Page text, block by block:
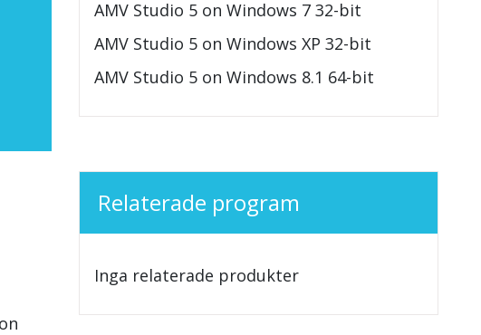
AMV Studio 5 on Windows 7 32-bit
AMV Studio 5 on Windows XP 32-bit
AMV Studio 5 on Windows 8.1 64-bit
Relaterade program
Inga relaterade produkter